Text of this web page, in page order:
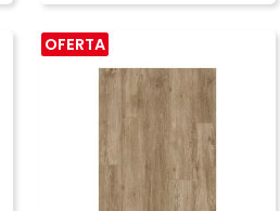
OFERTA
COMPRAR